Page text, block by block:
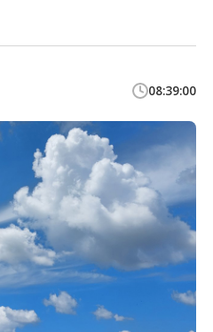
08:39:00